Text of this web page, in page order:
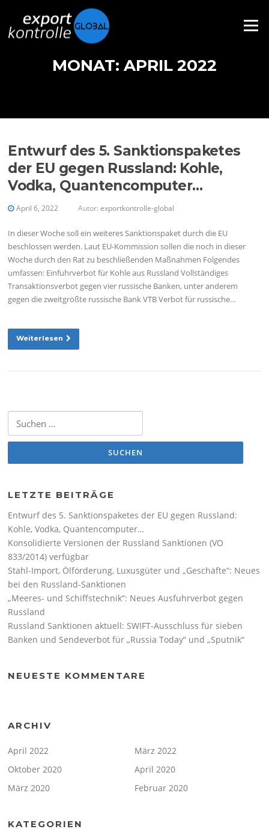
Menü
MONAT: APRIL 2022
Entwurf des 5. Sanktionspaketes
der EU gegen Russland: Kohle,
Vodka, Quantencomputer…
April 6, 2022 Autor:exportkontrolle-global
In dieser Woche soll ein weiteres Sanktionspaket durch die EU
beschlossen werden. Laut EU-Kommission sollen die noch in dieser
Woche durch den Rat zu beschließenden Maßnahmen Folgendes
umfassen: Einfuhrverbot für Kohle aus Russland Vollständiges
Transaktionsverbot gegen vier russische Banken, unter anderem
gegen die zweitgrößte russische Bank VTB Verbot für russische…
Weiterlesen
Suchen nach:
LETZTE BEITRÄGE
Entwurf des 5. Sanktionspaketes der EU gegen Russland:
Kohle, Vodka, Quantencomputer…
Konsolidierte Versionen der Russland Sanktionen (VO
833/2014) verfügbar
Stahl-Import, Ölförderung, Luxusgüter und „Geschäfte“: Neues
bei den Russland-Sanktionen
„Meeres- und Schiffstechnik“: Neues Ausfuhrverbot gegen
Russland
Russland Sanktionen aktuell: SWIFT-Ausschluss für sieben
Banken und Sendeverbot für „Russia Today“ und „Sputnik“
NEUESTE KOMMENTARE
ARCHIV
April 2022
März 2022
Oktober 2020
April 2020
März 2020
Februar 2020
KATEGORIEN